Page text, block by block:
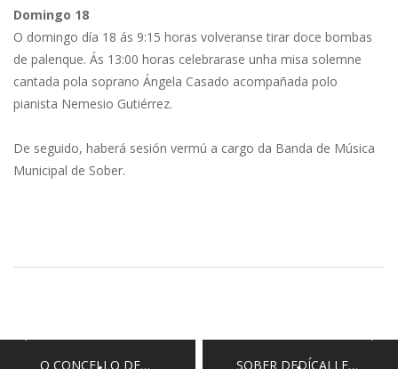
Domingo 18
O domingo día 18 ás 9:15 horas volveranse tirar doce bombas
de palenque. Ás 13:00 horas celebrarase unha misa solemne
cantada pola soprano Ángela Casado acompañada polo
pianista Nemesio Gutiérrez.
De seguido, haberá sesión vermú a cargo da Banda de Música
Municipal de Sober.
O CONCELLO DE… SOBER DEDÍCALLE…